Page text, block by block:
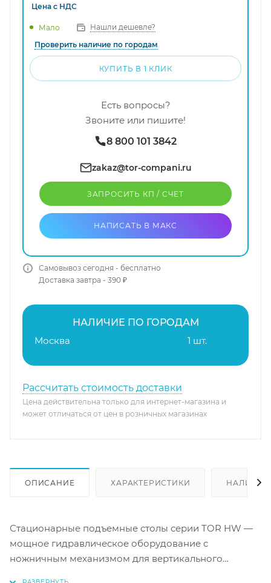
Цена с НДС
Мало
Нашли дешевле?
Проверить наличие по городам
КУПИТЬ В 1 КЛИК
Есть вопросы?
Звоните или пишите!
8 800 101 3842
zakaz@tor-compani.ru
ЗАПРОСИТЬ КП / CЧЕТ
НАПИСАТЬ В МАКС
Самовывоз сегодня - бесплатно
Доставка завтра - 390 ₽
НАЛИЧИЕ ПО ГОРОДАМ
Москва
1 шт.
Рассчитать стоимость доставки
Цена действительна только для интернет-магазина и
может отличаться от цен в розничных магазинах
ОПИСАНИЕ ХАРАКТЕРИСТИКИ
Стационарные подъемные столы серии TOR HW —
мощное гидравлическое оборудование с
ножничным механизмом для вертикального